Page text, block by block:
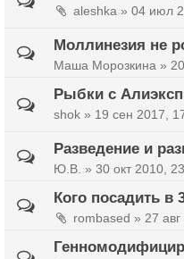
aleshka » 04 июл
Моллинезия не
Маша Морозкина »
Рыбки с
shok » 19 сен 2017,
Разведение и
Ю.В. » 30 окт 2010,
Кого посадить
rombased » 27